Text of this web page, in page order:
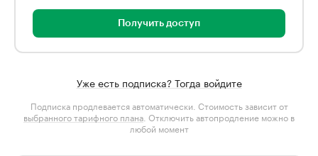
Получить доступ
Уже есть подписка? Тогда войдите
Подписка продлевается автоматически. Стоимость зависит от
выбранного тарифного плана . Отключить автопродление можно в
любой момент